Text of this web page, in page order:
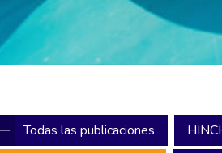
Todas las publicaciones